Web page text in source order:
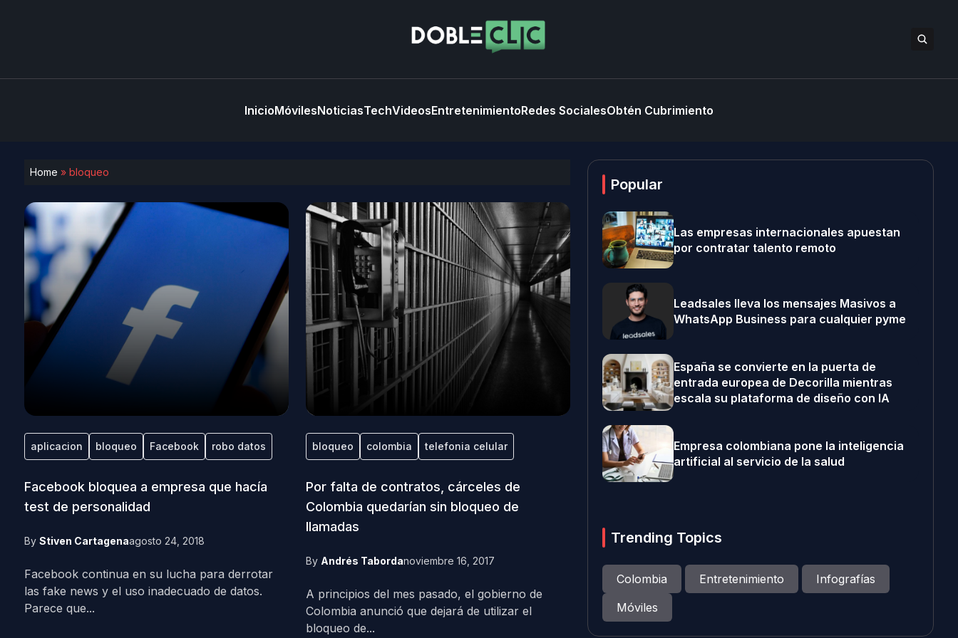
InicioMóvilesNoticiasTechVideosEntretenimientoRedes SocialesObtén Cubrimiento
Home » bloqueo
aplicacion bloqueo Facebook robo datos
Facebook bloquea a empresa que hacía
test de personalidad
By Stiven Cartagenaagosto 24, 2018
Facebook continua en su lucha para derrotar
las fake news y el uso inadecuado de datos.
Parece que...
bloqueo colombia telefonia celular
Por falta de contratos, cárceles de
Colombia quedarían sin bloqueo de
llamadas
By Andrés Tabordanoviembre 16, 2017
A principios del mes pasado, el gobierno de
Colombia anunció que dejará de utilizar el
bloqueo de...
Popular
Las empresas internacionales apuestan
por contratar talento remoto
Leadsales lleva los mensajes Masivos a
WhatsApp Business para cualquier pyme
España se convierte en la puerta de
entrada europea de Decorilla mientras
escala su plataforma de diseño con IA
Empresa colombiana pone la inteligencia
artificial al servicio de la salud
Trending Topics
Colombia Entretenimiento
Infografías
Móviles